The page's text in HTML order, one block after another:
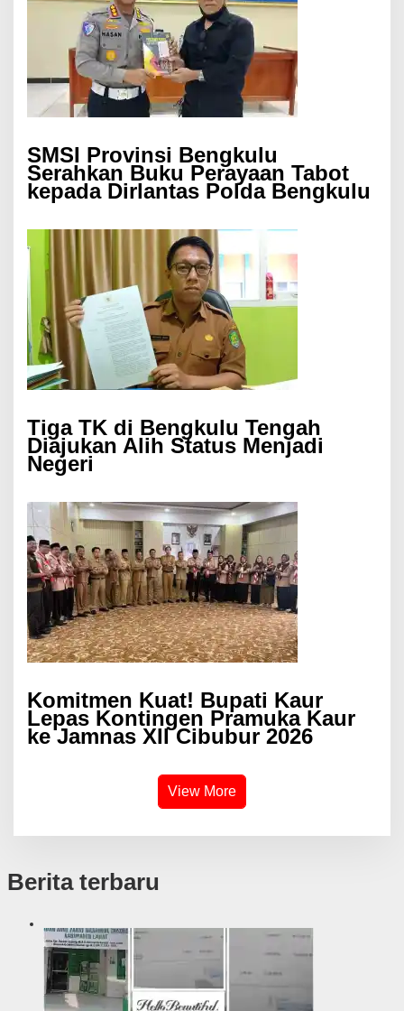
SMSI Provinsi Bengkulu
Serahkan Buku Perayaan Tabot
kepada Dirlantas Polda Bengkulu
Tiga TK di Bengkulu Tengah
Diajukan Alih Status Menjadi
Negeri
Komitmen Kuat! Bupati Kaur
Lepas Kontingen Pramuka Kaur
ke Jamnas XII Cibubur 2026
View More
Berita terbaru